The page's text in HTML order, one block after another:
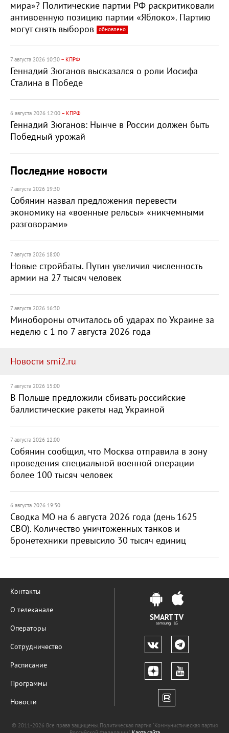
мира»? Политические партии РФ раскритиковали
антивоенную позицию партии «Яблоко». Партию
могут снять выборов
обновлено
7 августа 2026 10:30 – КПРФ
Геннадий Зюганов высказался о роли Иосифа
Сталина в Победе
6 августа 2026 12:00 – КПРФ
Геннадий Зюганов: Нынче в России должен быть
Победный урожай
Последние новости
7 августа 2026 19:30
Собянин назвал предложения перевести
экономику на «военные рельсы» «никчемными
разговорами»
7 августа 2026 18:00
Новые стройбаты. Путин увеличил численность
армии на 27 тысяч человек
7 августа 2026 16:30
Минобороны отчиталось об ударах по Украине за
неделю с 1 по 7 августа 2026 года
Новости smi2.ru
7 августа 2026 15:00
В Польше предложили сбивать российские
баллистические ракеты над Украиной
7 августа 2026 12:00
Собянин сообщил, что Москва отправила в зону
проведения специальной военной операции
более 100 тысяч человек
6 августа 2026 19:30
Сводка МО на 6 августа 2026 года (день 1625
СВО). Количество уничтоженных танков и
бронетехники превысило 30 тысяч единиц
Контакты
О телеканале
Операторы
Сотрудничество
Расписание
Программы
Новости
SMART TV
samsung LG
© 2011-2026 Все права защищены. Политическая партия "Коммунистическая партия